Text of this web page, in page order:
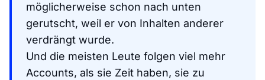
möglicherweise schon nach unten
gerutscht, weil er von Inhalten anderer
verdrängt wurde.
Und die meisten Leute folgen viel mehr
Accounts, als sie Zeit haben, sie zu